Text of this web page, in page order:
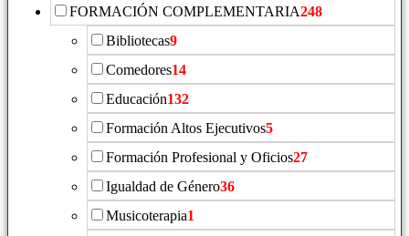
FORMACIÓN COMPLEMENTARIA248
Bibliotecas9
Comedores14
Educación132
Formación Altos Ejecutivos5
Formación Profesional y Oficios27
Igualdad de Género36
Musicoterapia1